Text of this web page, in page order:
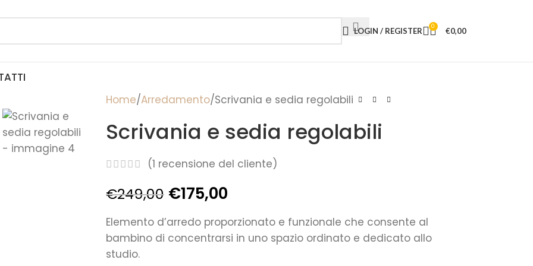
LOGIN / REGISTER 0 €0,00
Home Arredamento Scrivania e sedia regolabili
Scrivania e sedia regolabili
(1 recensione del cliente)
€249,00 €175,00
Elemento d’arredo proporzionato e funzionale che consente al
bambino di concentrarsi in uno spazio ordinato e dedicato allo
studio.